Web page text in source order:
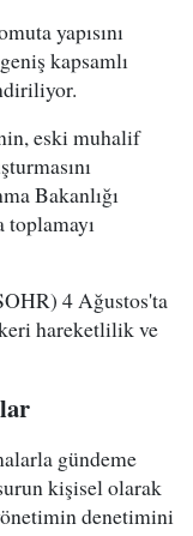
yapısını
kapsamlı
eski muhalif
Bakanlığı
toplamayı
4 Ağustos'ta
hareketlilik ve
gündeme
kişisel olarak
denetimini